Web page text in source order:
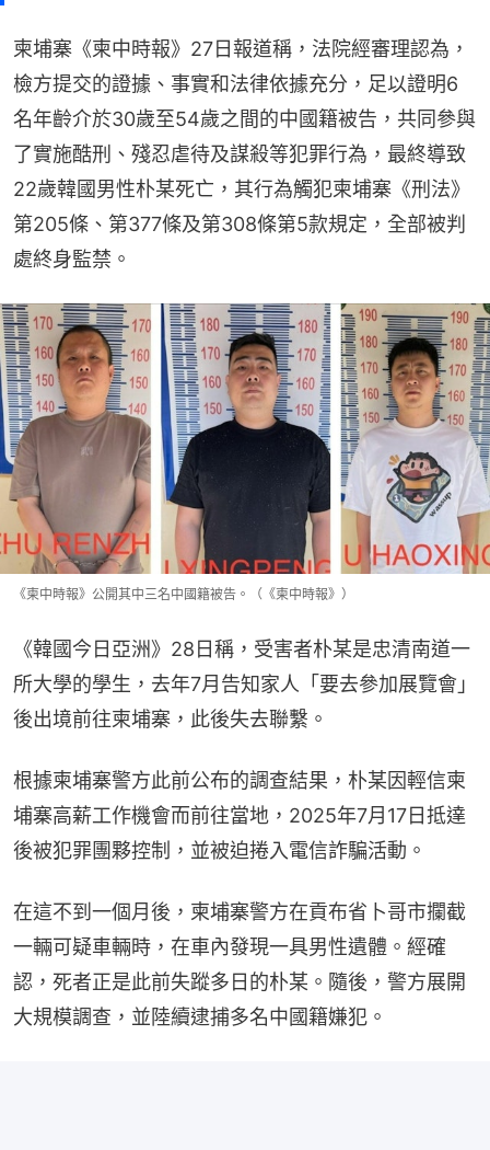
柬埔寨《柬中時報》27日報道稱，法院經審理認為，
檢方提交的證據、事實和法律依據充分，足以證明6
名年齡介於30歲至54歲之間的中國籍被告，共同參與
了實施酷刑、殘忍虐待及謀殺等犯罪行為，最終導致
22歲韓國男性朴某死亡，其行為觸犯柬埔寨《刑法》
第205條、第377條及第308條第5款規定，全部被判
處終身監禁。
《柬中時報》公開其中三名中國籍被告。（《柬中時報》）
《韓國今日亞洲》28日稱，受害者朴某是忠清南道一
所大學的學生，去年7月告知家人「要去參加展覽會」
後出境前往柬埔寨，此後失去聯繫。
根據柬埔寨警方此前公布的調查結果，朴某因輕信柬
埔寨高薪工作機會而前往當地，2025年7月17日抵達
後被犯罪團夥控制，並被迫捲入電信詐騙活動。
在這不到一個月後，柬埔寨警方在貢布省卜哥市攔截
一輛可疑車輛時，在車內發現一具男性遺體。經確
認，死者正是此前失蹤多日的朴某。隨後，警方展開
大規模調查，並陸續逮捕多名中國籍嫌犯。